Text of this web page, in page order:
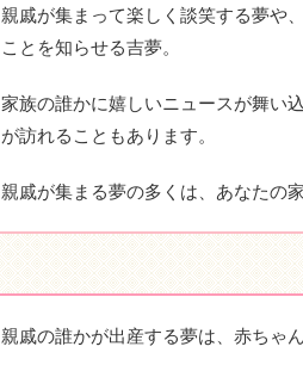
親戚が集まって楽しく談笑する夢や
ことを知らせる吉夢。
家族の誰かに嬉しいニュースが舞い
が訪れることもあります。
親戚が集まる夢の多くは、あなたの
親戚の誰かが出産する夢は、赤ちゃ